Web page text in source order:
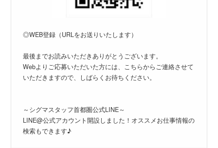
◎WEB登録（URLをお送りいたします）
最後までお読みいただきありがとうございます。
Webよりご応募いただいた方には、こちらからご連絡させて
いただきますので、しばらくお待ちください。
～シグマスタッフ首都圏公式LINE～
LINE@公式アカウント開設しました！オススメお仕事情報の
検索もできます♪